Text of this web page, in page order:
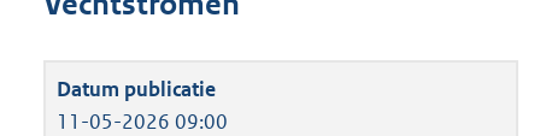
11-05-2026 09:00